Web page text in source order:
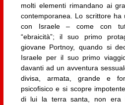
molti elementi rimandano ai
contemporanea. Lo scrittore ha
con Israele – come con
“ebraicità”; il suo primo
giovane Portnoy, quando si
Israele per il suo primo
davanti ad un avventura
divisa, armata, grande e
psicofisico e si scopre
di lui la terra santa, non era